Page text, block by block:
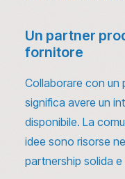
Un partner
fornitore
Collaborare con un
significa avere un
disponibile. La
idee sono risorse
partnership solida e